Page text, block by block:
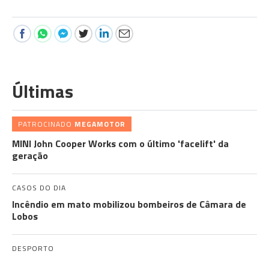
Últimas
PATROCINADO MEGAMOTOR
MINI John Cooper Works com o último 'facelift' da
geração
CASOS DO DIA
Incêndio em mato mobilizou bombeiros de Câmara de
Lobos
DESPORTO